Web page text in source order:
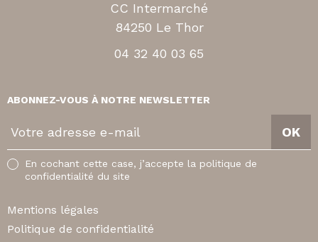
CC Intermarché
84250 Le Thor
04 32 40 03 65
ABONNEZ-VOUS À NOTRE NEWSLETTER
t
r
a
d
OK
En cochant cette case, j’accepte la politique de
confidentialité du site
Mentions légales
Politique de confidentialité